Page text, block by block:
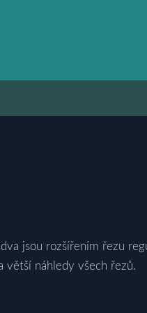
jsou rozšířením řezu
větší náhledy všech řezů.